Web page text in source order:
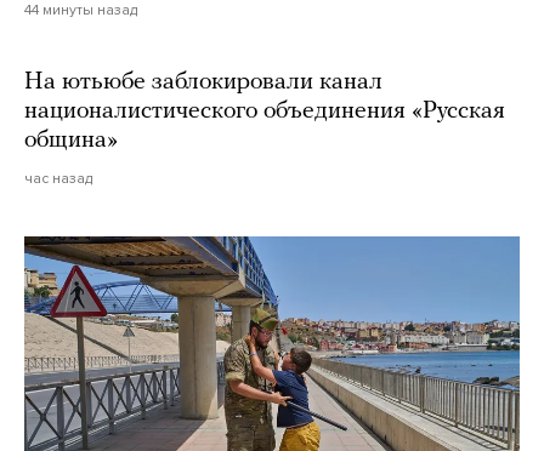
44 минуты назад
На ютьюбе заблокировали канал
националистического объединения «Русская
община»
час назад